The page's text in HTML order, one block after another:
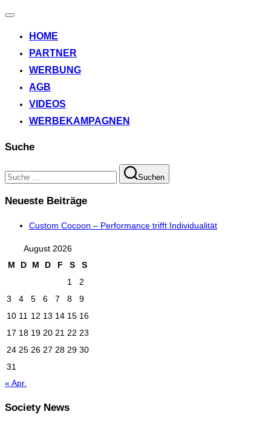
Navigation
HOME
PARTNER
WERBUNG
AGB
VIDEOS
WERBEKAMPAGNEN
Suche
Suchen
nach:
Suchen
Neueste Beiträge
Custom Cocoon – Performance trifft Individualität
August 2026
M
D M D F S
S
1
2
3
4 5 6 7 8
9
10 11 12 13 14 15 16
17 18 19 20 21 22 23
24 25 26 27 28 29 30
31
« Apr.
Society News